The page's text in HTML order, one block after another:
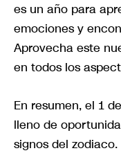
es un año para
emociones y
Aprovecha este
en todos los
En resumen, el 1
lleno de
signos del